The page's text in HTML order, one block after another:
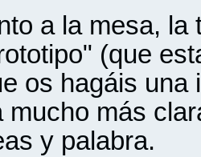
a la mesa,
(que
os hagáis
mucho más
y palabra.